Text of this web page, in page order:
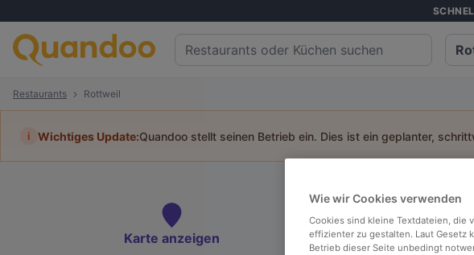
Restaurants Rottweil
i Wichtiges Update:Quandoo stellt seinen Betrieb ein. Dies ist ein geplanter,
Karte anzeigen
Personen
Wie wir Cookies verwenden
Cookies sind kleine Textdateien, die
effizienter zu gestalten. Laut Gesetz
Betrieb dieser Seite unbedingt